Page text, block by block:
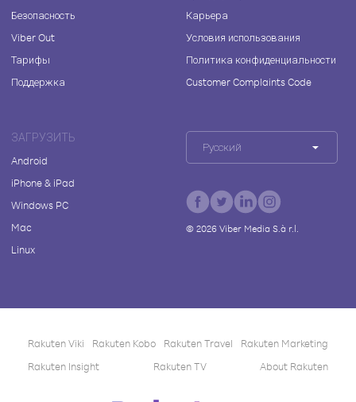
Безопасность
Viber Out
Тарифы
Поддержка
Карьера
Условия использования
Политика конфиденциальности
Customer Complaints Code
ЗАГРУЗИТЬ
Android
iPhone & iPad
Windows PC
Mac
Linux
Русский
© 2026Viber Media S.à r.l.
Rakuten Viki Rakuten Kobo Rakuten Travel
Rakuten Marketing
Rakuten Insight
Rakuten TV About Rakuten